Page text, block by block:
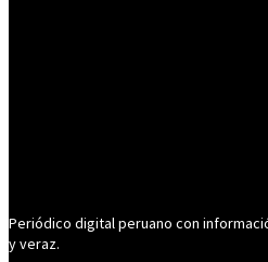
Periódico digital peruano con
y veraz.